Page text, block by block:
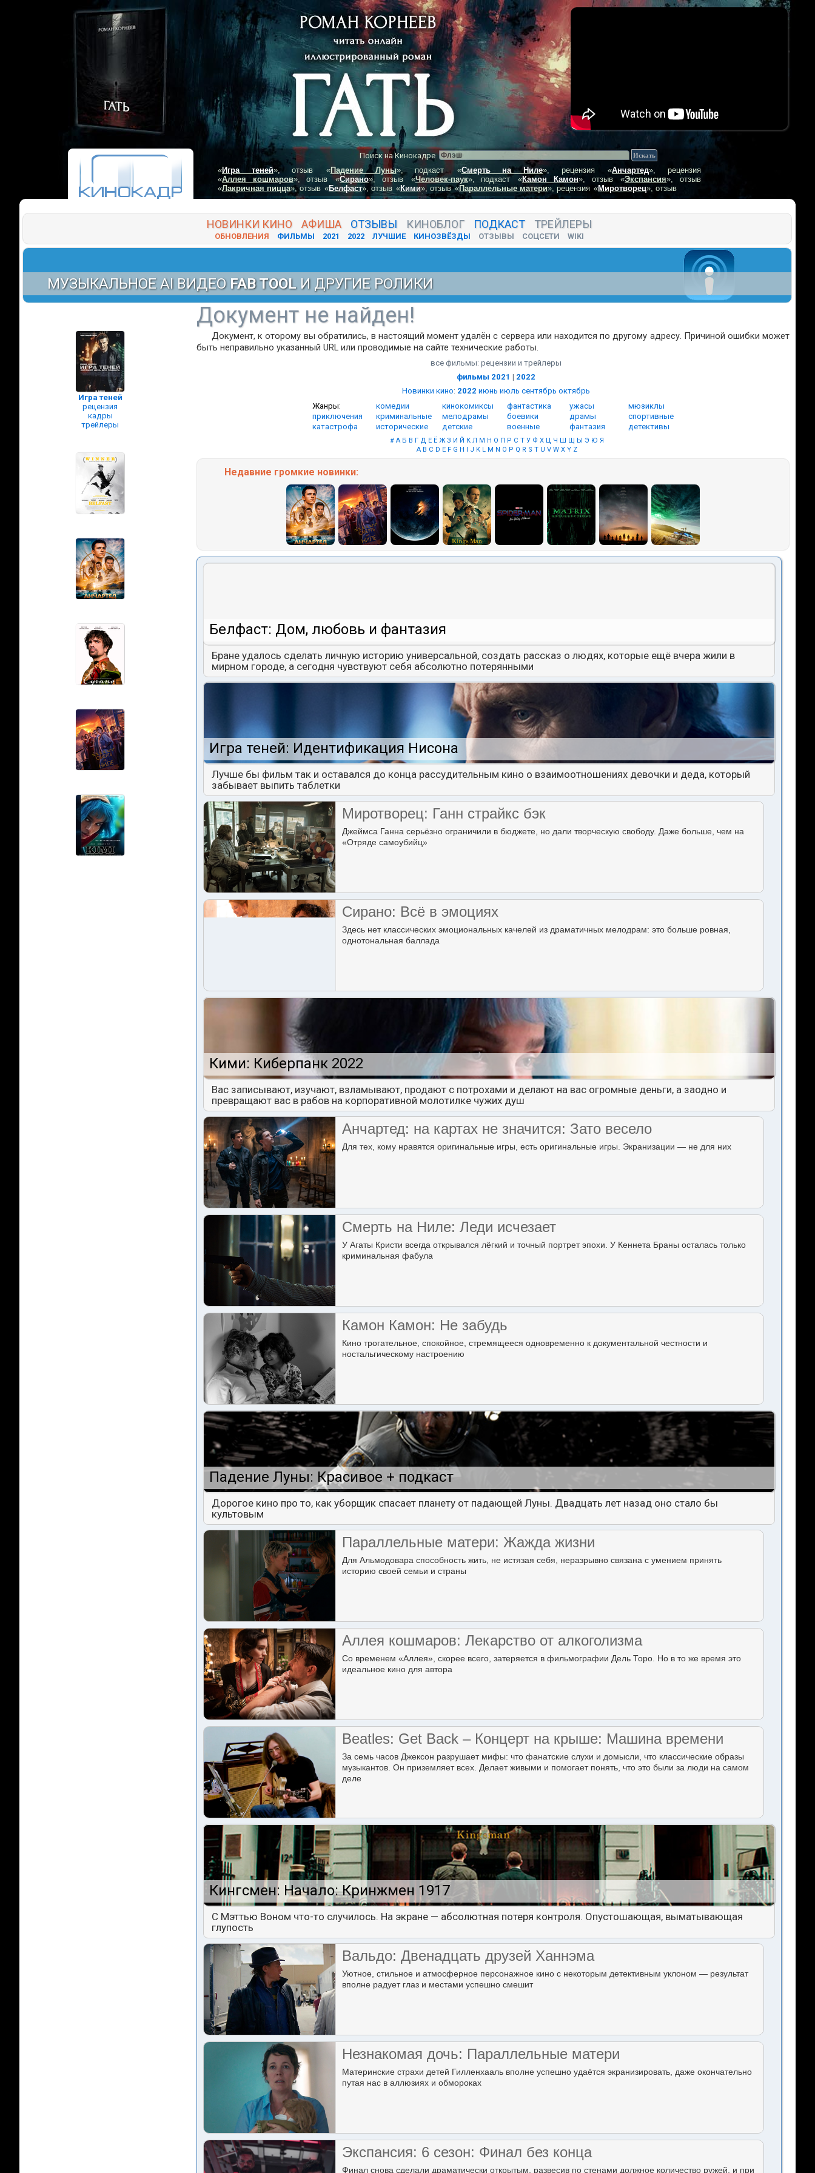
Поиск на Кинокадре
«Игра теней», отзыв «Падение Луны», подкаст «Смерть на Ниле», рецензия «Анчартед», рецензия
«Аллея кошмаров», отзыв «Сирано», отзыв «Человек-паук», подкаст «Камон Камон», отзыв «Экспансия», отзыв
«Лакричная пицца», отзыв «Белфаст», отзыв «Кими», отзыв «Параллельные матери», рецензия «Миротворец», отзыв
НОВИНКИ КИНО АФИША ОТЗЫВЫ КИНОБЛОГ ПОДКАСТ ТРЕЙЛЕРЫ
ОБНОВЛЕНИЯ ФИЛЬМЫ 2021 2022 ЛУЧШИЕ КИНОЗВЁЗДЫ ОТЗЫВЫ СОЦСЕТИ WIKI
МУЗЫКАЛЬНОЕ AI ВИДЕО FAB TOOL И ДРУГИЕ РОЛИКИ
Игра теней
рецензия
кадры
трейлеры
Документ не найден!
Документ, к оторому вы обратились, в настоящий момент удалён с сервера или находится по другому адресу. Причиной ошибки может
быть неправильно указанный URL или проводимые на сайте технические работы.
все фильмы: рецензии и трейлеры
фильмы 2021 | 2022
Новинки кино: 2022 июнь июль сентябрь октябрь
Жанры:
комедии кинокомиксы фантастика ужасы
мюзиклы
приключения
криминальные мелодрамы боевики драмы
спортивные
катастрофа
исторические детские военные фантазия детективы
# А Б В Г Д Е Ё Ж З И Й К Л М Н О П Р С Т У Ф Х Ц Ч Ш Щ Ы Э Ю Я
A B C D E F G H I J K L M N O P Q R S T U V W X Y Z
Недавние громкие новинки:
Белфаст: Дом, любовь и фантазия
Бране удалось сделать личную историю универсальной, создать рассказ о людях, которые ещё вчера жили в
мирном городе, а сегодня чувствуют себя абсолютно потерянными
Игра теней: Идентификация Нисона
Лучше бы фильм так и оставался до конца рассудительным кино о взаимоотношениях девочки и деда, который
забывает выпить таблетки
Миротворец: Ганн страйкс бэк
Джеймса Ганна серьёзно ограничили в бюджете, но дали творческую свободу. Даже больше, чем на
«Отряде самоубийц»
Сирано: Всё в эмоциях
Здесь нет классических эмоциональных качелей из драматичных мелодрам: это больше ровная,
однотональная баллада
Кими: Киберпанк 2022
Вас записывают, изучают, взламывают, продают с потрохами и делают на вас огромные деньги, а заодно и
превращают вас в рабов на корпоративной молотилке чужих душ
Анчартед: на картах не значится: Зато весело
Для тех, кому нравятся оригинальные игры, есть оригинальные игры. Экранизации — не для них
Смерть на Ниле: Леди исчезает
У Агаты Кристи всегда открывался лёгкий и точный портрет эпохи. У Кеннета Браны осталась только
криминальная фабула
Камон Камон: Не забудь
Кино трогательное, спокойное, стремящееся одновременно к документальной честности и
ностальгическому настроению
Падение Луны: Красивое + подкаст
Дорогое кино про то, как уборщик спасает планету от падающей Луны. Двадцать лет назад оно стало бы
культовым
Параллельные матери: Жажда жизни
Для Альмодовара способность жить, не истязая себя, неразрывно связана с умением принять
историю своей семьи и страны
Аллея кошмаров: Лекарство от алкоголизма
Со временем «Аллея», скорее всего, затеряется в фильмографии Дель Торо. Но в то же время это
идеальное кино для автора
Beatles: Get Back – Концерт на крыше: Машина времени
За семь часов Джексон разрушает мифы: что фанатские слухи и домысли, что классические образы
музыкантов. Он приземляет всех. Делает живыми и помогает понять, что это были за люди на самом
деле
Кингсмен: Начало: Кринжмен 1917
С Мэттью Воном что-то случилось. На экране — абсолютная потеря контроля. Опустошающая, выматывающая
глупость
Вальдо: Двенадцать друзей Ханнэма
Уютное, стильное и атмосферное персонажное кино с некоторым детективным уклоном — результат
вполне радует глаз и местами успешно смешит
Незнакомая дочь: Параллельные матери
Материнские страхи детей Гилленхааль вполне успешно удаётся экранизировать, даже окончательно
путая нас в аллюзиях и обмороках
Экспансия: 6 сезон: Финал без конца
Финал снова сделали драматически открытым, развесив по стенами должное количество ружей, и при